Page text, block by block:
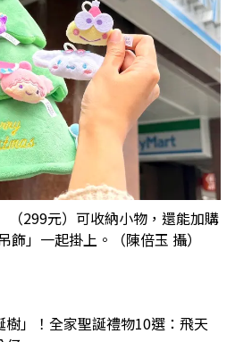
299元）可收納小物，還能加購
飾」一起掛上。（陳倍玉 攝）